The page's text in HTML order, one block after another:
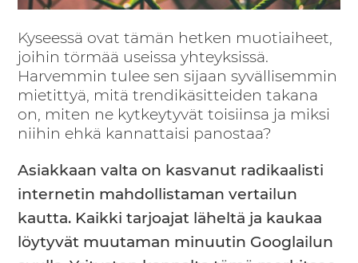
Kyseessä ovat tämän hetken muotiaiheet,
joihin törmää useissa yhteyksissä.
Harvemmin tulee sen sijaan syvällisemmin
mietittyä, mitä trendikäsitteiden takana
on, miten ne kytkeytyvät toisiinsa ja miksi
niihin ehkä kannattaisi panostaa?
Asiakkaan valta on kasvanut radikaalisti
internetin mahdollistaman vertailun
kautta. Kaikki tarjoajat läheltä ja kaukaa
löytyvät muutaman minuutin Googlailun